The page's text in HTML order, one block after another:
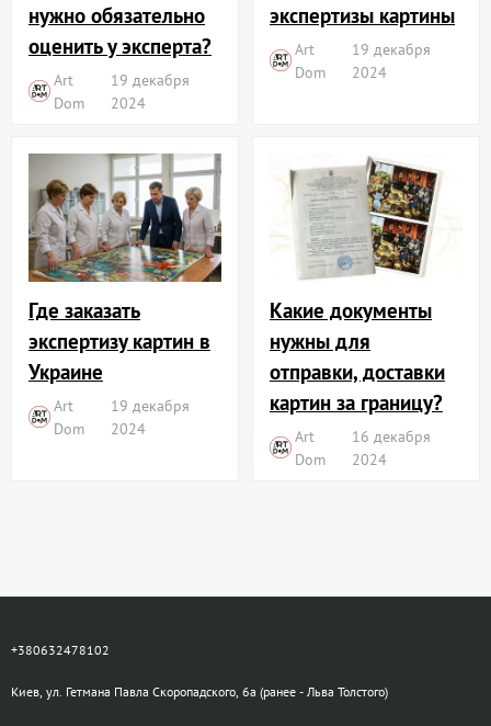
нужно обязательно
оценить у эксперта?
Art
Dom
19 декабря
2024
экспертизы картины
Art
Dom
19 декабря
2024
Где заказать
экспертизу картин в
Украине
Art
Dom
19 декабря
2024
Какие документы
нужны для
отправки, доставки
картин за границу?
Art
Dom
16 декабря
2024
+380632478102
Киев, ул. Гетмана Павла Скоропадского, 6а (ранее - Льва Толстого)